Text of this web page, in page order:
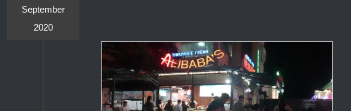
September
2020